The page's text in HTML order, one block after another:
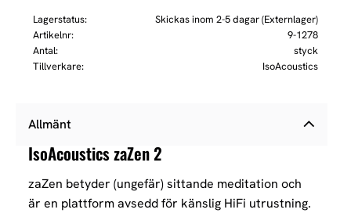
Lagerstatus
Skickas inom 2-5 dagar (Externlager)
Artikelnr
9-1278
Antal
styck
Tillverkare
IsoAcoustics
Allmänt
IsoAcoustics zaZen 2
zaZen betyder (ungefär) sittande meditation och
är en plattform avsedd för känslig HiFi utrustning.